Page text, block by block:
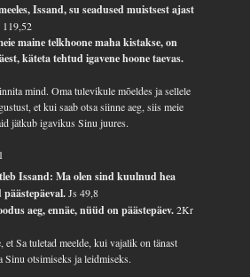
Issand, su seadused muistsest ajast
119,52
maine telkhoone maha kistakse, on
käteta tehtud igavene hoone taevas.
mind. Oma tulevikule mõeldes ja sellele
et kui saab otsa siinne aeg, siis meie
jätkub igavikus Sinu juures.
Issand: Ma olen sind kuulnud hea
päästepäeval.Js 49,8
aeg, ennäe, nüüd on päästepäev.2Kr
et Sa tuletad meelde, kui vajalik on tänast
Sinu otsimiseks ja leidmiseks.